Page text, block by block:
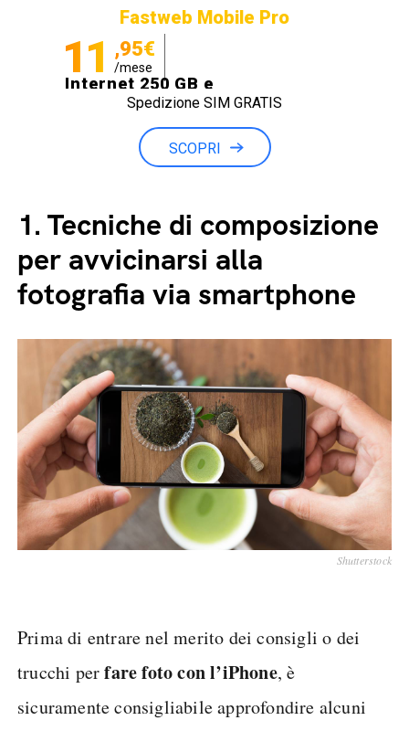
Fastweb Mobile Pro
11 ,95€
/mese
Internet 250 GB e
Minuti illimitati
Spedizione SIM GRATIS
SCOPRI
1. Tecniche di composizione
per avvicinarsi alla
fotografia via smartphone
Shutterstock
Prima di entrare nel merito dei consigli o dei
trucchi perfare foto con l’iPhone, è
sicuramente consigliabile approfondire alcuni